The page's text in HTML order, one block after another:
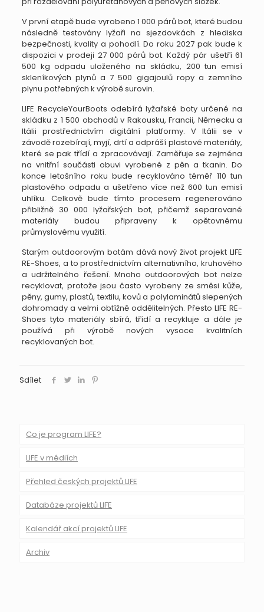
V první etapě bude vyrobeno 1 000 párů bot, které budou
následně testovány lyžaři na sjezdovkách z hlediska
bezpečnosti, kvality a pohodlí. Do roku 2027 pak bude k
dispozici v prodeji 27 000 párů bot. Každý pár ušetří 61
500 kg odpadu uloženého na skládku, 200 tun emisí
skleníkových plynů a 7 500 gigajoulů ropy a zemního
plynu potřebných k výrobě surovin.
LIFE RecycleYourBoots odebírá lyžařské boty určené na
skládku z 1 500 obchodů v Rakousku, Francii, Německu a
Itálii prostřednictvím digitální platformy. V Itálii se v
závodě rozebírají, myjí, drtí a odpráší plastové materiály,
které se pak třídí a zpracovávají. Zaměřuje se zejména
na vnitřní součásti obuvi vyrobené z pěn a tkanin. Do
konce letošního roku bude recyklováno téměř 110 tun
plastového odpadu a ušetřeno více než 600 tun emisí
uhlíku. Celkově bude tímto procesem regenerováno
přibližně 30 000 lyžařských bot, přičemž separované
materiály budou připraveny k opětovnému
průmyslovému využití.
Starým outdoorovým botám dává nový život projekt LIFE
RE-Shoes, a to prostřednictvím alternativního, kruhového
a udržitelného řešení. Mnoho outdoorových bot nelze
recyklovat, protože jsou často vyrobeny ze směsi kůže,
pěny, gumy, plastů, textilu, kovů a polylaminátů slepených
dohromady a velmi obtížně oddělitelných. Přesto LIFE RE-
Shoes tyto materiály sbírá, třídí a recykluje a dále je
používá při výrobě nových vysoce kvalitních
recyklovaných bot.
Sdílet
Co je program LIFE?
LIFE v médiích
Přehled českých projektů LIFE
Databáze projektů LIFE
Kalendář akcí projektů LIFE
Archiv